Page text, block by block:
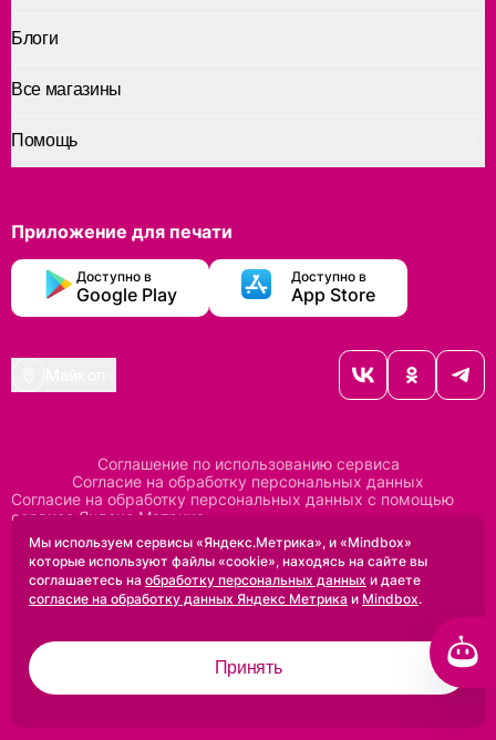
Помощь
Блоги
Все магазины
Приложение для печати
Доступно в
Google Play
Доступно в
App Store
2005-2026 ©
Дизайн сделан вUprock
Проектирование и SEO:
Baklenev SEO
Разработано вQualitica
Соглашение по использованию сервиса
Согласие на обработку персональных данных
Согласие на обработку персональных данных с помощью
сервиса Яндекс Метрика
Согласие на обработку персональных данных с помощью
сервиса Mindbox
Положение по обработке персональных данных
Политика конфиденциальностиДоговор оферты
Мы используем сервисы «Яндекс.Метрика», и «Mindbox»
которые используют файлы «cookie», находясь на сайте вы
соглашаетесь на обработку персональных данных и даете
согласие на обработку данных Яндекс Метрика и Mindbox.
Принять